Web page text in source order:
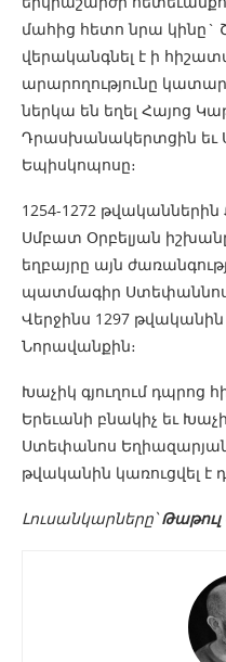
մահից հետո նրա կինը`
վերականգնել է ի
արարողությունը
ներկա են եղել Հայոց
Դրասխանակերտցին եւ
Եպիսկոպոսը։
1254-1272
Սմբատ Օրբելյան
եղբայրը այն
պատմագիր Ստեփաննոս
Վերջինս 1297
Նորավանքին։
Խաչիկ գյուղում դպրոց
Երեւանի բնակիչ եւ
Ստեփանոս
թվականին կառուցվել է
Լուսանկարները՝